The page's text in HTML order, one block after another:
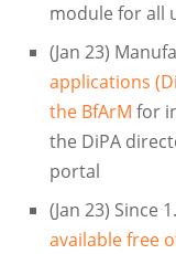
module for all
(Jan 23)
applications
the BfArM for
the DiPA
portal
(Jan 23) Since
available free